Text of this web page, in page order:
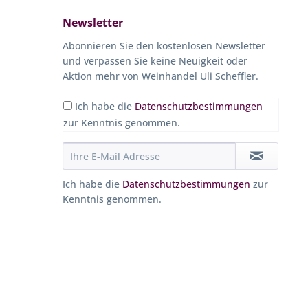
Newsletter
Abonnieren Sie den kostenlosen Newsletter
und verpassen Sie keine Neuigkeit oder
Aktion mehr von Weinhandel Uli Scheffler.
Ich habe die Datenschutzbestimmungen
zur Kenntnis genommen.
Ich habe die Datenschutzbestimmungen zur
Kenntnis genommen.